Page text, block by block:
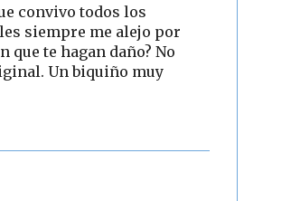
convivo todos los
siempre me alejo por
que te hagan daño? No
Un biquiño muy